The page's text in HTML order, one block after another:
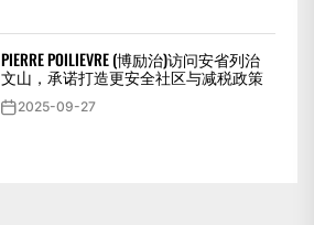
PIERRE POILIEVRE (博励治)访问安省列治
文山，承诺打造更安全社区与减税政策
2025-09-27